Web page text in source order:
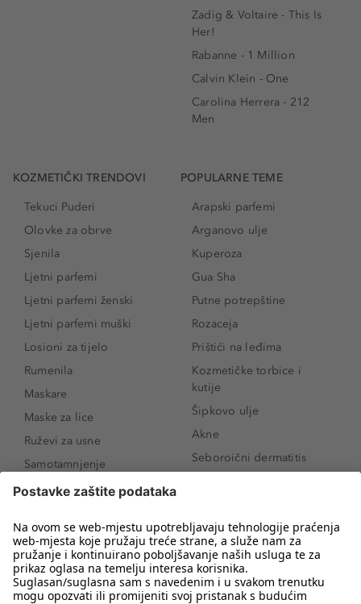
Zadig & Voltaire - This Is
Her!
Rabanne - 1 Million
Calvin Klein - One
Carolina Herrera - 212
Men
KOZMETIČKI TRENDOVI
Tekuci Puderi
Olovke za obrve
Sjenila
Ljetni parfemi
Ljetni parfemi ženski
Ljetni parfemi muški
Losioni za tijelo
Rumenila
Maskare
Maske za lice
Ruževi za usne
Samotamnjenje
Puderi
Proizvodi za obrve
Sunce i zaštita
Serumi za lice
POPULARNE TEME
Arapski parfemi
Arganovo ulje
Kuperoza
Gua Sha
Putne potrepštine
Rozaceja
Prištići na leđima
Kozmetičke torbice i
kutije
Šipkovo ulje
Akne
Seboroični dermatitis
Novo
Koji mi parfem
odgovara?
Kako našminkati oči da